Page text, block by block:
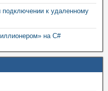
подключении к удаленному
на C#